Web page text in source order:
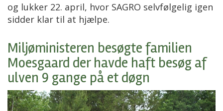
og lukker 22. april, hvor SAGRO selvfølgelig igen
sidder klar til at hjælpe.
Miljøministeren besøgte familien
Moesgaard der havde haft besøg af
ulven 9 gange på et døgn